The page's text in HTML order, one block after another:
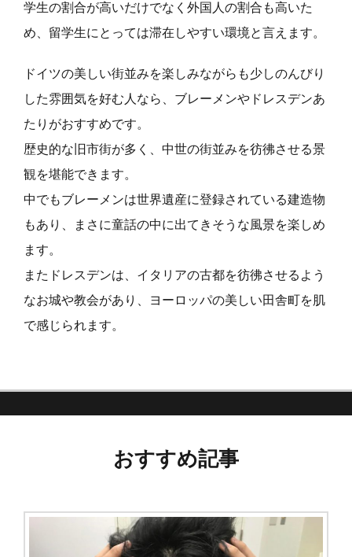
学生の割合が高いだけでなく外国人の割合も高いた
め、留学生にとっては滞在しやすい環境と言えます。
ドイツの美しい街並みを楽しみながらも少しのんびり
した雰囲気を好む人なら、ブレーメンやドレスデンあ
たりがおすすめです。
歴史的な旧市街が多く、中世の街並みを彷彿させる景
観を堪能できます。
中でもブレーメンは世界遺産に登録されている建造物
もあり、まさに童話の中に出てきそうな風景を楽しめ
ます。
またドレスデンは、イタリアの古都を彷彿させるよう
なお城や教会があり、ヨーロッパの美しい田舎町を肌
で感じられます。
おすすめ記事